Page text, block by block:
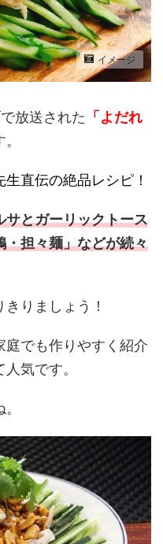
イメージ
放送された 「よだれ
直伝の絶品レシピ！
サとガーリックトース
・担々麺」などが続々
りましょう！
でも作りやすく紹介
気です。